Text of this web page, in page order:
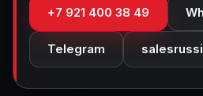
+7 921 400 38 49
Telegram